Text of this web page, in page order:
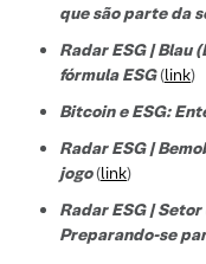
que são parte da
Radar ESG | Blau
fórmula ESG(link)
Bitcoin e ESG:
Radar ESG |
jogo(link)
Radar ESG |
Preparando-se